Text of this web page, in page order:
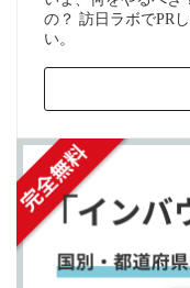
の？ 訪日ラボでPR
い。